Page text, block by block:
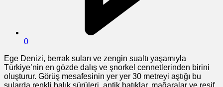
0
Ege Denizi, berrak suları ve zengin sualtı yaşamıyla
Türkiye’nin en gözde dalış ve şnorkel cennetlerinden birini
oluşturur. Görüş mesafesinin yer yer 30 metreyi aştığı bu
sularda renkli balık sürüleri, antik batıklar, mağaralar ve resif